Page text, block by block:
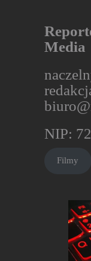
Media
NIP:
Filmy